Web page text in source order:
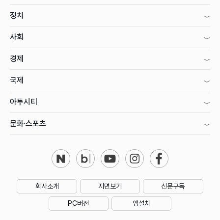
정치
사회
경제
국제
아투시티
문화·스포츠
회사소개 지면보기 신문구독
PC버전 앱설치